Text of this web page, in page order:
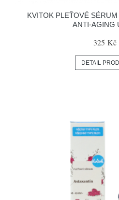
KVITOK PLEŤOVÉ
ANTI-AGING
325 Kč
DETAIL